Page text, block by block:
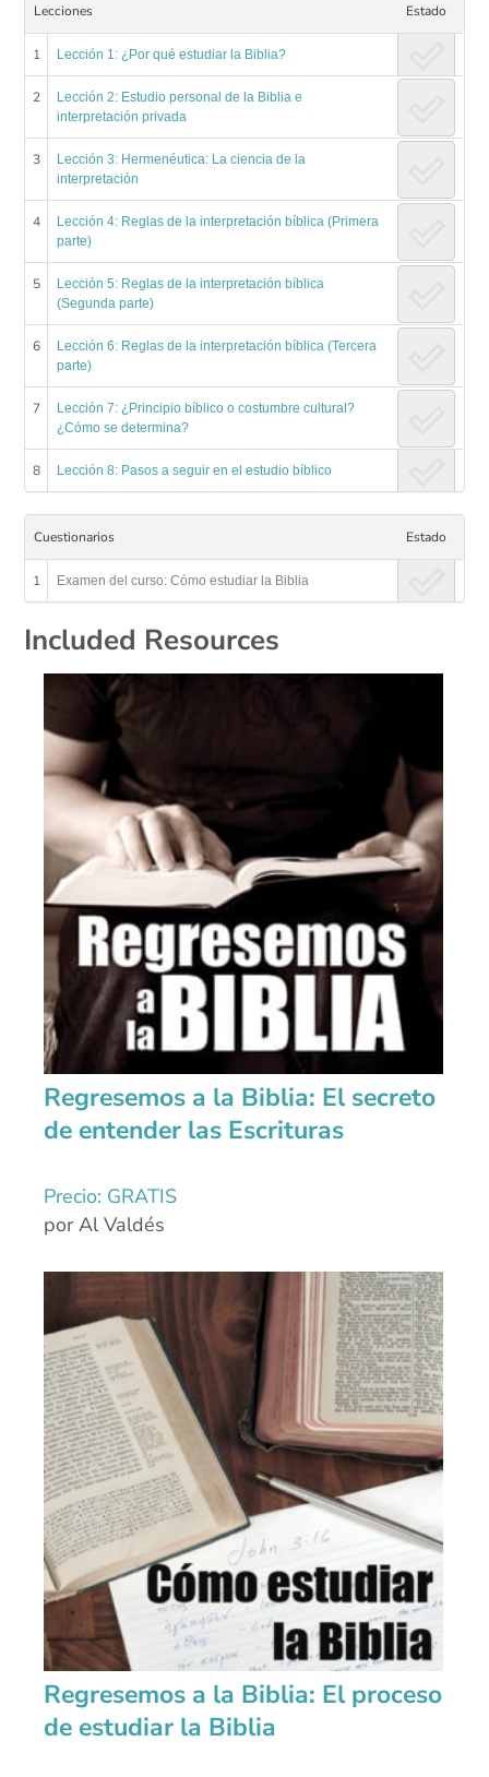
Lecciones Estado
1 Lección 1: ¿Por qué estudiar la Biblia?
2
Lección 2: Estudio personal de la Biblia e
interpretación privada
3
Lección 3: Hermenéutica: La ciencia de la
interpretación
4
Lección 4: Reglas de la interpretación bíblica (Primera
parte)
5
Lección 5: Reglas de la interpretación bíblica
(Segunda parte)
6
Lección 6: Reglas de la interpretación bíblica (Tercera
parte)
7
Lección 7: ¿Principio bíblico o costumbre cultural?
¿Cómo se determina?
8 Lección 8: Pasos a seguir en el estudio bíblico
Cuestionarios Estado
1 Examen del curso: Cómo estudiar la Biblia
Included Resources
Regresemos a la Biblia: El secreto
de entender las Escrituras
Precio: GRATIS
por Al Valdés
Regresemos a la Biblia: El proceso
de estudiar la Biblia